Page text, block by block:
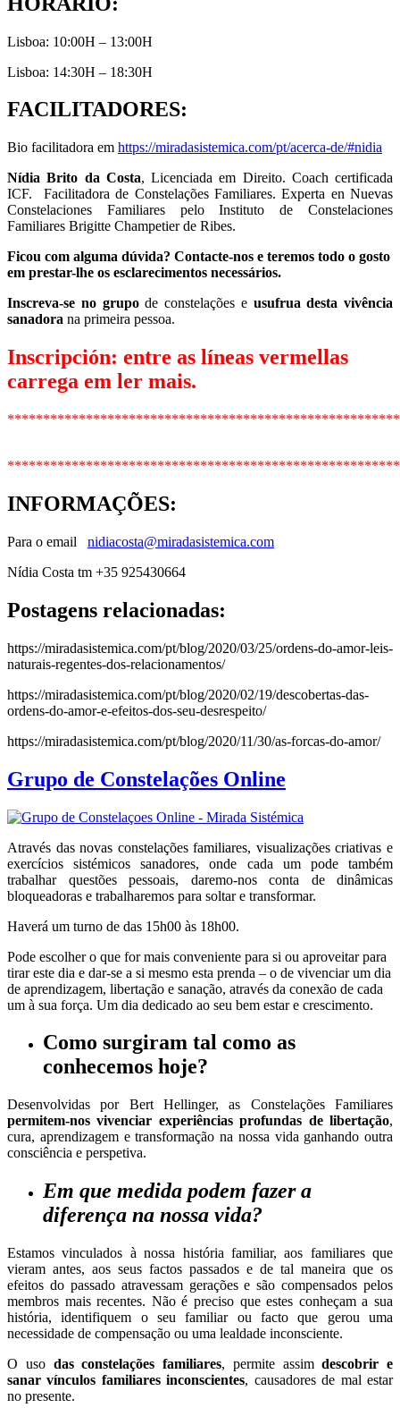
Lisboa: 10:00H – 13:00H
Lisboa: 14:30H – 18:30H
FACILITADORES:
Bio facilitadora em https://miradasistemica.com/pt/acerca-de/#nidia
Nídia Brito da Costa, Licenciada em Direito. Coach certificada
ICF. Facilitadora de Constelações Familiares. Experta en Nuevas
Constelaciones Familiares pelo Instituto de Constelaciones
Familiares Brigitte Champetier de Ribes.
Ficou com alguma dúvida? Contacte-nos e teremos todo o gosto
em prestar-lhe os esclarecimentos necessários.
Inscreva-se no grupode constelações e usufrua desta vivência
sanadora na primeira pessoa.
Inscripción: entre as líneas vermellas
carrega em ler mais.
INFORMAÇÕES:
Para o email
nidiacosta@miradasistemica.com
Nídia Costa tm +35 925430664
Postagens relacionadas:
https://miradasistemica.com/pt/blog/2020/03/25/ordens-do-amor-leis-
naturais-regentes-dos-relacionamentos/
https://miradasistemica.com/pt/blog/2020/02/19/descobertas-das-
ordens-do-amor-e-efeitos-dos-seu-desrespeito/
https://miradasistemica.com/pt/blog/2020/11/30/as-forcas-do-amor/
Grupo de Constelações Online
Através das novas constelações familiares, visualizações criativas e
exercícios sistémicos sanadores, onde cada um pode também
trabalhar questões pessoais, daremo-nos conta de dinâmicas
bloqueadoras e trabalharemos para soltar e transformar.
Haverá um turno de das 15h00 às 18h00.
Pode escolher o que for mais conveniente para si ou aproveitar para
tirar este dia e dar-se a si mesmo esta prenda – o de vivenciar um dia
de aprendizagem, libertação e sanação, através da conexão de cada
um à sua força. Um dia dedicado ao seu bem estar e crescimento.
Como surgiram tal como as
conhecemos hoje?
Desenvolvidas por Bert Hellinger, as Constelações Familiares
permitem-nos vivenciar experiências profundas de libertação,
cura, aprendizagem e transformação na nossa vida ganhando outra
consciência e perspetiva.
Em que medida podem fazer a
diferença na nossa vida?
Estamos vinculados à nossa história familiar, aos familiares que
vieram antes, aos seus factos passados e de tal maneira que os
efeitos do passado atravessam gerações e são compensados pelos
membros mais recentes. Não é preciso que estes conheçam a sua
história, identifiquem o seu familiar ou facto que gerou uma
necessidade de compensação ou uma lealdade inconsciente.
O uso das constelações familiares, permite assimdescobrir e
sanar vínculos familiares inconscientes, causadores de mal estar
no presente.